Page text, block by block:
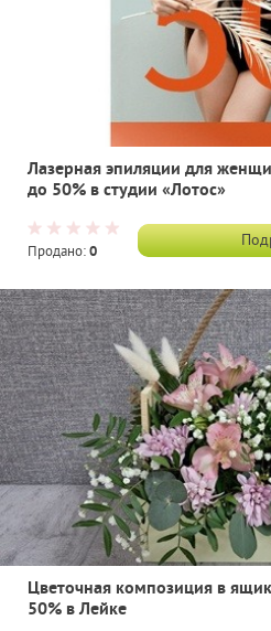
Лазерная эпиляции для
до 50% в студии «Лотос»
Продано:0
Цветочная композиция в
50% в Лейке